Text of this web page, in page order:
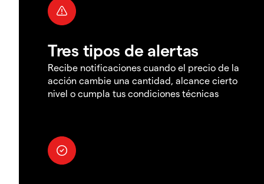
Tres tipos de alertas
Recibe notificaciones cuando el precio de la
acción cambie una cantidad, alcance cierto
nivel o cumpla tus condiciones técnicas